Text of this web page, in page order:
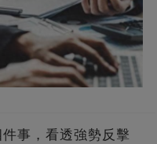
事，看透強勢反擊